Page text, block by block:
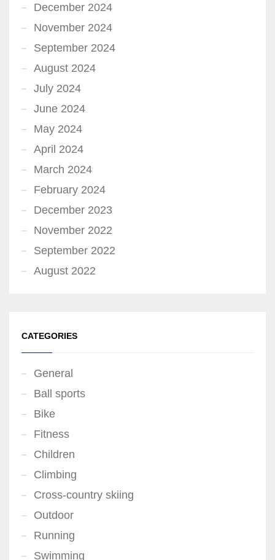
December 2024
November 2024
September 2024
August 2024
July 2024
June 2024
May 2024
April 2024
March 2024
February 2024
December 2023
November 2022
September 2022
August 2022
CATEGORIES
General
Ball sports
Bike
Fitness
Children
Climbing
Cross-country skiing
Outdoor
Running
Swimming